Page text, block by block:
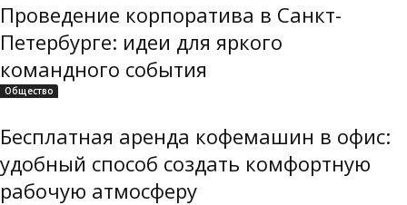
Проведение корпоратива в Санкт-
Петербурге: идеи для яркого
командного события
Общество
Бесплатная аренда кофемашин в офис:
удобный способ создать комфортную
рабочую атмосферу